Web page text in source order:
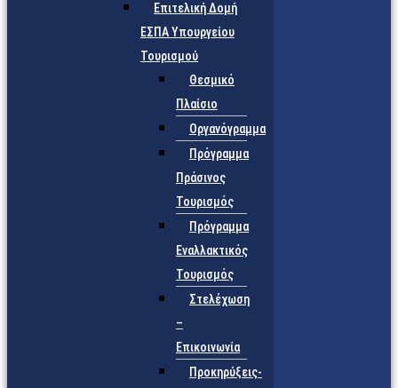
Επιτελική Δομή
ΕΣΠΑ Υπουργείου
Τουρισμού
Θεσμικό
Πλαίσιο
Οργανόγραμμα
Πρόγραμμα
Πράσινος
Τουρισμός
Πρόγραμμα
Εναλλακτικός
Τουρισμός
Στελέχωση
–
Επικοινωνία
Προκηρύξεις-